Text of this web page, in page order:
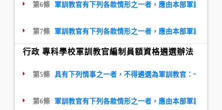
第6條 軍訓教官有下列各款情形之一者，應由本部軍訓教官
第7條 軍訓教官有下列各款情形之一者，應由本部軍訓教官
行政 專科學校軍訓教官編制員額資格遴選辦法
第5條 具有下列情事之一者，不得遴選為軍訓教官：一、最
第6條 軍訓教官有下列各款情形之一者，應由本部軍訓教官